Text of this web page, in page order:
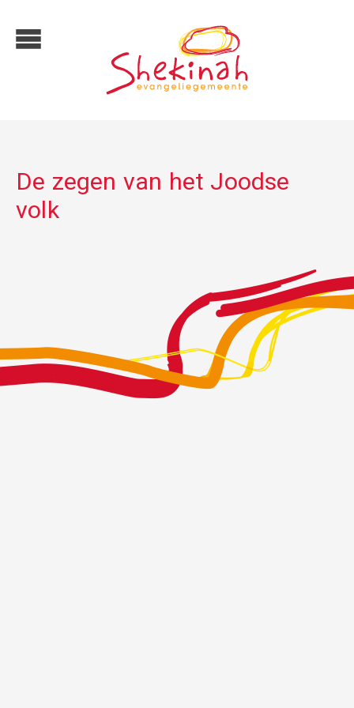
De zegen van het Joodse
volk